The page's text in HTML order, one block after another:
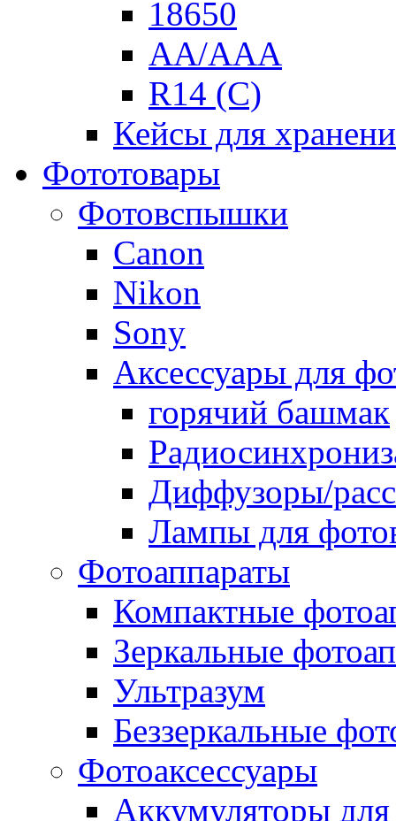
18650
AA/AAA
R14 (C)
Кейсы для
Фототовары
Фотовспышки
Canon
Nikon
Sony
Аксессуары для
горячий башмак
Диффузоры/
Лампы для
Фотоаппараты
Компактные
Зеркальные
Ультразум
Беззеркальные
Фотоаксессуары
Аккумуляторы для